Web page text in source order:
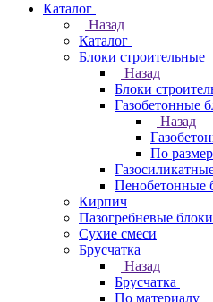
Каталог
Назад
Каталог
Блоки строительные
Назад
Блоки
Газобетонные
Назад
По
Пенобетонные
Кирпич
Пазогребневые
Сухие смеси
Брусчатка
Назад
Брусчатка
По материалу